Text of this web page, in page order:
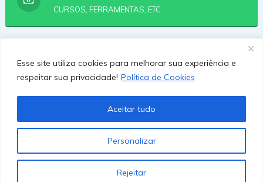
Esse site utiliza cookies para melhorar sua experiência e
respeitar sua privacidade! Política de Cookies
Personalizar
Rejeitar
Aceitar tudo
CURSOS, FERRAMENTAS, ETC
AFILIADOS
OPÇÕES PRA SE AFILIAR